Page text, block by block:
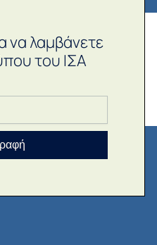
να λαμβάνετε
του ΙΣΑ